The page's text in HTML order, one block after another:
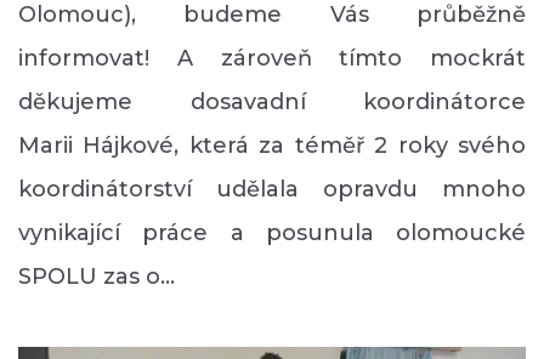
Olomouc), budeme Vás průběžně
informovat! A zároveň tímto mockrát
děkujeme dosavadní koordinátorce
Marii Hájkové, která za téměř 2 roky svého
koordinátorství udělala opravdu mnoho
vynikající práce a posunula olomoucké
SPOLU zas o…